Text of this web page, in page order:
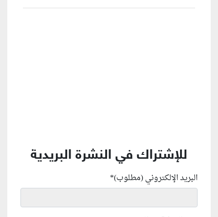
للإشتراك في النشرة البريدية
البريد الإلكتروني (مطلوب)*